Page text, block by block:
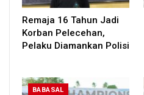
Remaja 16 Tahun Jadi
Korban Pelecehan,
Pelaku Diamankan Polisi
BABASAL